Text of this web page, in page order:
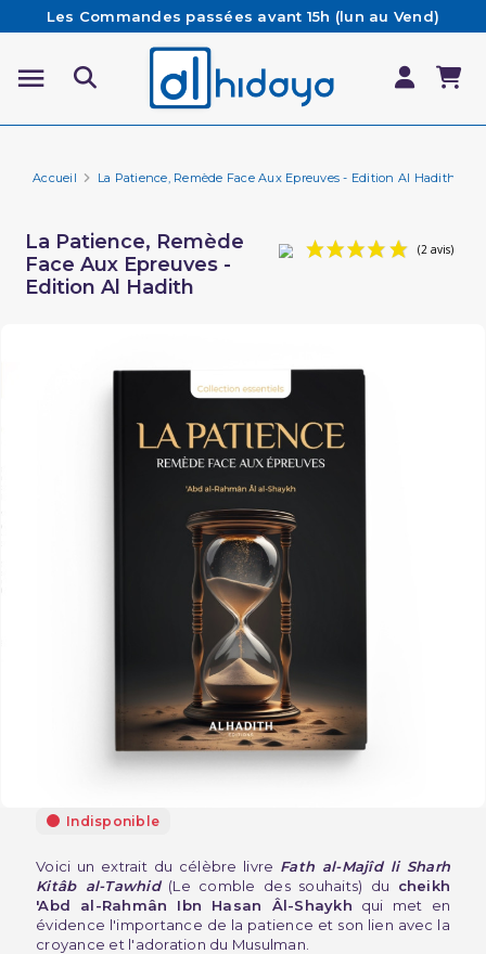
Les Commandes passées avant 15h (lun au Vend)
sont préparées et expédiées le jour même
Besoin d'aide ? Retrouvez notre FAQ
Livraison offerte à partir de 65€ d'achat*
Accueil La Patience, Remède Face Aux Epreuves - Edition Al Hadith
La Patience, Remède
Face Aux Epreuves -
Edition Al Hadith
Indisponible
Voici un extrait du célèbre livre Fath al-Majîd li Sharh
Kitâb al-Tawhid(Le comble des souhaits) du cheikh
'Abd al-Rahmân Ibn Hasan Âl-Shaykh qui met en
évidence l'importance de la patience et son lien avec la
croyance et l'adoration du Musulman.